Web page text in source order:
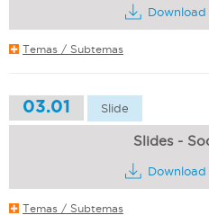
Download
Temas / Subtemas
03.01 Slide
Slides -
Download
Temas / Subtemas